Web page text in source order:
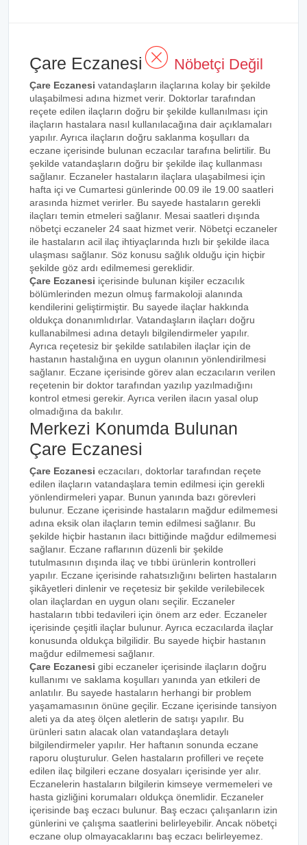
Çare Eczanesi Nöbetçi Değil
Çare Eczanesi vatandaşların ilaçlarına kolay bir şekilde
ulaşabilmesi adına hizmet verir. Doktorlar tarafından
reçete edilen ilaçların doğru bir şekilde kullanılması için
ilaçların hastalara nasıl kullanılacağına dair açıklamaları
yapılır. Ayrıca ilaçların doğru saklanma koşulları da
eczane içerisinde bulunan eczacılar tarafına belirtilir. Bu
şekilde vatandaşların doğru bir şekilde ilaç kullanması
sağlanır. Eczaneler hastaların ilaçlara ulaşabilmesi için
hafta içi ve Cumartesi günlerinde 00.09 ile 19.00 saatleri
arasında hizmet verirler. Bu sayede hastaların gerekli
ilaçları temin etmeleri sağlanır. Mesai saatleri dışında
nöbetçi eczaneler 24 saat hizmet verir. Nöbetçi eczaneler
ile hastaların acil ilaç ihtiyaçlarında hızlı bir şekilde ilaca
ulaşması sağlanır. Söz konusu sağlık olduğu için hiçbir
şekilde göz ardı edilmemesi gereklidir.
Çare Eczanesi içerisinde bulunan kişiler eczacılık
bölümlerinden mezun olmuş farmakoloji alanında
kendilerini geliştirmiştir. Bu sayede ilaçlar hakkında
oldukça donanımlıdırlar. Vatandaşların ilaçları doğru
kullanabilmesi adına detaylı bilgilendirmeler yapılır.
Ayrıca reçetesiz bir şekilde satılabilen ilaçlar için de
hastanın hastalığına en uygun olanının yönlendirilmesi
sağlanır. Eczane içerisinde görev alan eczacıların verilen
reçetenin bir doktor tarafından yazılıp yazılmadığını
kontrol etmesi gerekir. Ayrıca verilen ilacın yasal olup
olmadığına da bakılır.
Merkezi Konumda Bulunan
Çare Eczanesi
Çare Eczanesi eczacıları, doktorlar tarafından reçete
edilen ilaçların vatandaşlara temin edilmesi için gerekli
yönlendirmeleri yapar. Bunun yanında bazı görevleri
bulunur. Eczane içerisinde hastaların mağdur edilmemesi
adına eksik olan ilaçların temin edilmesi sağlanır. Bu
şekilde hiçbir hastanın ilacı bittiğinde mağdur edilmemesi
sağlanır. Eczane raflarının düzenli bir şekilde
tutulmasının dışında ilaç ve tıbbi ürünlerin kontrolleri
yapılır. Eczane içerisinde rahatsızlığını belirten hastaların
şikâyetleri dinlenir ve reçetesiz bir şekilde verilebilecek
olan ilaçlardan en uygun olanı seçilir. Eczaneler
hastaların tıbbi tedavileri için önem arz eder. Eczaneler
içerisinde çeşitli ilaçlar bulunur. Ayrıca eczacılarda ilaçlar
konusunda oldukça bilgilidir. Bu sayede hiçbir hastanın
mağdur edilmemesi sağlanır.
Çare Eczanesi gibi eczaneler içerisinde ilaçların doğru
kullanımı ve saklama koşulları yanında yan etkileri de
anlatılır. Bu sayede hastaların herhangi bir problem
yaşamamasının önüne geçilir. Eczane içerisinde tansiyon
aleti ya da ateş ölçen aletlerin de satışı yapılır. Bu
ürünleri satın alacak olan vatandaşlara detaylı
bilgilendirmeler yapılır. Her haftanın sonunda eczane
raporu oluşturulur. Gelen hastaların profilleri ve reçete
edilen ilaç bilgileri eczane dosyaları içerisinde yer alır.
Eczanelerin hastaların bilgilerin kimseye vermemeleri ve
hasta gizliğini korumaları oldukça önemlidir. Eczaneler
içerisinde baş eczacı bulunur. Baş eczacı çalışanların izin
günlerini ve çalışma saatlerini belirleyebilir. Ancak nöbetçi
eczane olup olmayacaklarını baş eczacı belirleyemez.